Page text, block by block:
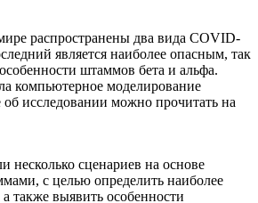
распространены два вида COVID-
является наиболее опасным, так
штаммов бета и альфа.
компьютерное моделирование
исследовании можно прочитать на
несколько сценариев на основе
с целью определить наиболее
также выявить особенности